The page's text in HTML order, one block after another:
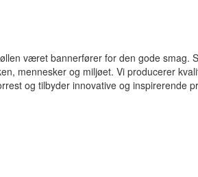
været bannerfører for den gode
mennesker og miljøet. Vi producerer
og tilbyder innovative og inspirerende